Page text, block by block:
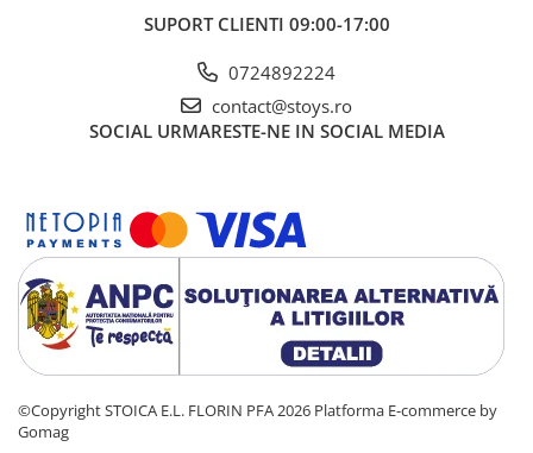
SUPORT CLIENTI 09:00-17:00
0724892224
contact@stoys.ro
SOCIAL URMARESTE-NE IN SOCIAL MEDIA
©Copyright STOICA E.L. FLORIN PFA 2026 Platforma E-commerce by
Gomag